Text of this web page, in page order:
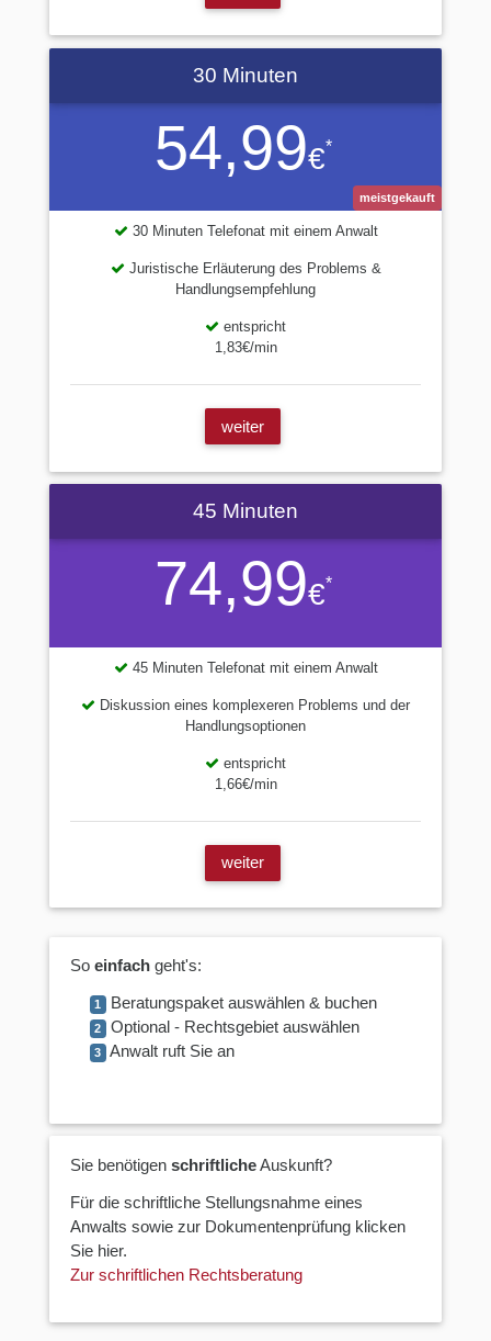
54,99€*
30 Minuten
meistgekauft
30 Minuten Telefonat mit einem Anwalt
Juristische Erläuterung des Problems &
Handlungsempfehlung
entspricht
1,83€/min
weiter
74,99€*
45 Minuten
45 Minuten Telefonat mit einem Anwalt
Diskussion eines komplexeren Problems und der
Handlungsoptionen
entspricht
1,66€/min
weiter
So einfachgeht's:
1 Beratungspaket auswählen & buchen
2 Optional - Rechtsgebiet auswählen
3 Anwalt ruft Sie an
Sie benötigen schriftlicheAuskunft?
Für die schriftliche Stellungsnahme eines
Anwalts sowie zur Dokumentenprüfung klicken
Sie hier.
Zur schriftlichen Rechtsberatung